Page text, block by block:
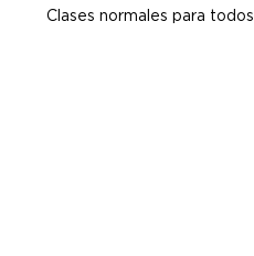
Clases normales para